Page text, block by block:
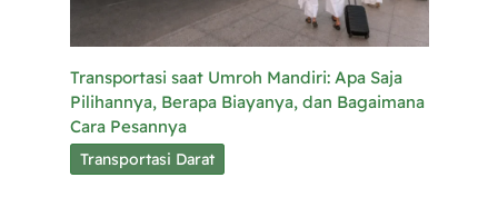
Transportasi saat Umroh Mandiri: Apa Saja
Pilihannya, Berapa Biayanya, dan Bagaimana
Cara Pesannya
Transportasi Darat